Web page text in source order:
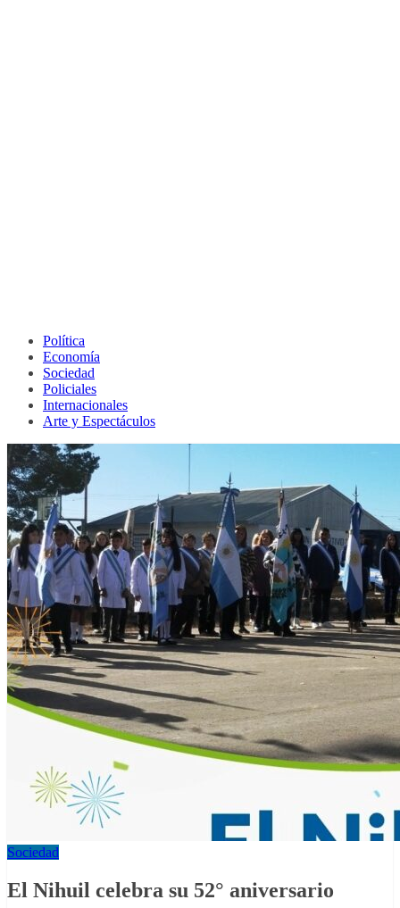
Política
Economía
Sociedad
Policiales
Internacionales
Arte y Espectáculos
Sociedad
El Nihuil celebra su 52° aniversario